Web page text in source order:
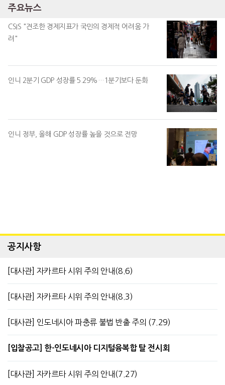
주요뉴스
CSIS "견조한 경제지표가 국민의 경제적 어려움 가
려"
인니 2분기 GDP 성장률 5.29%…1분기보다 둔화
인니 정부, 올해 GDP 성장률 높을 것으로 전망
공지사항
[대사관] 자카르타 시위 주의 안내(8.6)
[대사관] 자카르타 시위 주의 안내(8.3)
[대사관] 인도네시아 파충류 불법 반출 주의 (7.29)
[입찰공고] 한-인도네시아 디지털융복합 탈 전시회
[대사관] 자카르타 시위 주의 안내(7.27)